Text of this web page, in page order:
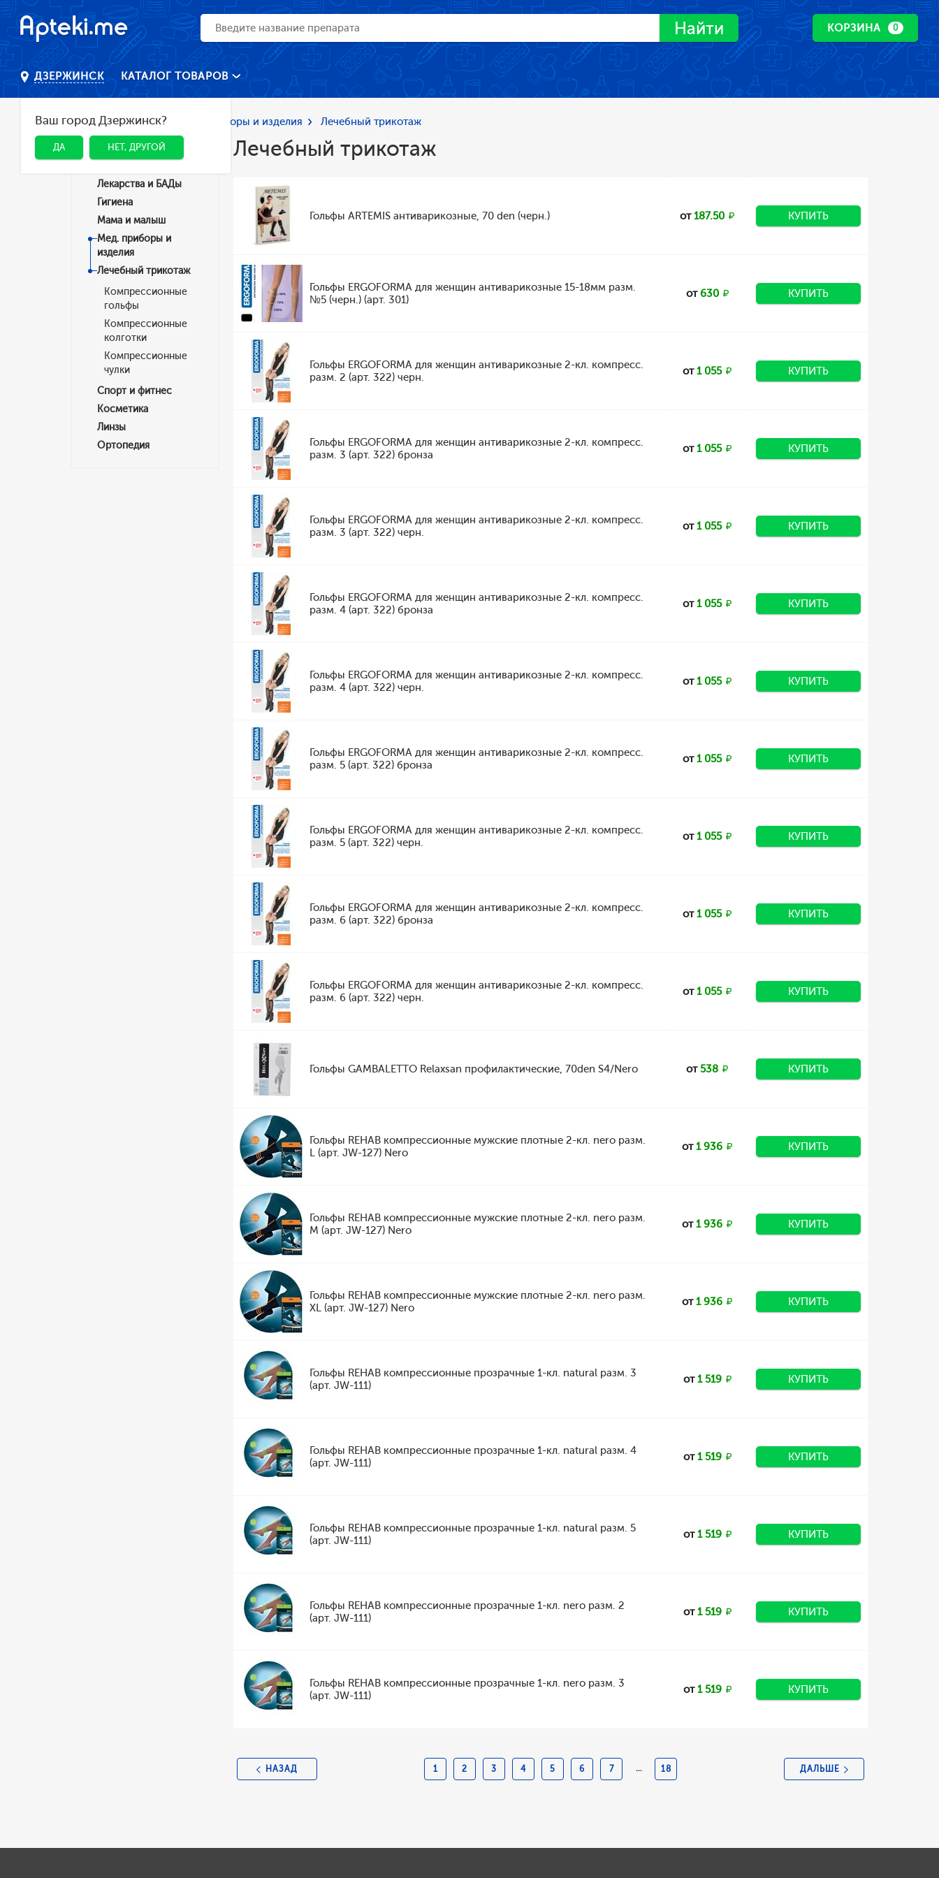
Найти КОРЗИНА 0
ДЗЕРЖИНСК
Ваш город Дзержинск?
ДА НЕТ, ДРУГОЙ
КАТАЛОГ ТОВАРОВ
Главная Каталог Мед. приборы и изделия Лечебный трикотаж
Категории
Лекарства и БАДы
Гигиена
Мама и малыш
Мед. приборы и
изделия
Лечебный трикотаж
Компрессионные
гольфы
Компрессионные
колготки
Компрессионные
чулки
Спорт и фитнес
Косметика
Линзы
Ортопедия
Лечебный трикотаж
Гольфы ARTEMIS антиварикозные, 70 den (черн.) от187.50 КУПИТЬ
Гольфы ERGOFORMA для женщин антиварикозные 15-18мм разм.
№5 (черн.) (арт. 301)
от630 КУПИТЬ
Гольфы ERGOFORMA для женщин антиварикозные 2-кл. компресс.
разм. 2 (арт. 322) черн.
от1 055 КУПИТЬ
Гольфы ERGOFORMA для женщин антиварикозные 2-кл. компресс.
разм. 3 (арт. 322) бронза
от1 055 КУПИТЬ
Гольфы ERGOFORMA для женщин антиварикозные 2-кл. компресс.
разм. 3 (арт. 322) черн.
от1 055 КУПИТЬ
Гольфы ERGOFORMA для женщин антиварикозные 2-кл. компресс.
разм. 4 (арт. 322) бронза
от1 055 КУПИТЬ
Гольфы ERGOFORMA для женщин антиварикозные 2-кл. компресс.
разм. 4 (арт. 322) черн.
от1 055 КУПИТЬ
Гольфы ERGOFORMA для женщин антиварикозные 2-кл. компресс.
разм. 5 (арт. 322) бронза
от1 055 КУПИТЬ
Гольфы ERGOFORMA для женщин антиварикозные 2-кл. компресс.
разм. 5 (арт. 322) черн.
от1 055 КУПИТЬ
Гольфы ERGOFORMA для женщин антиварикозные 2-кл. компресс.
разм. 6 (арт. 322) бронза
от1 055 КУПИТЬ
Гольфы ERGOFORMA для женщин антиварикозные 2-кл. компресс.
разм. 6 (арт. 322) черн.
от1 055 КУПИТЬ
Гольфы GAMBALETTO Relaxsan профилактические, 70den S4/Nero от538 КУПИТЬ
Гольфы REHAB компрессионные мужские плотные 2-кл. nero разм.
L (арт. JW-127) Nero
от1 936 КУПИТЬ
Гольфы REHAB компрессионные мужские плотные 2-кл. nero разм.
M (арт. JW-127) Nero
от1 936 КУПИТЬ
Гольфы REHAB компрессионные мужские плотные 2-кл. nero разм.
XL (арт. JW-127) Nero
от1 936 КУПИТЬ
Гольфы REHAB компрессионные прозрачные 1-кл. natural разм. 3
(арт. JW-111)
от1 519 КУПИТЬ
Гольфы REHAB компрессионные прозрачные 1-кл. natural разм. 4
(арт. JW-111)
от1 519 КУПИТЬ
Гольфы REHAB компрессионные прозрачные 1-кл. natural разм. 5
(арт. JW-111)
от1 519 КУПИТЬ
Гольфы REHAB компрессионные прозрачные 1-кл. nero разм. 2
(арт. JW-111)
от1 519 КУПИТЬ
Гольфы REHAB компрессионные прозрачные 1-кл. nero разм. 3
(арт. JW-111)
от1 519 КУПИТЬ
НАЗАД 1 2 3 4 5 6 7 ... 18 ДАЛЬШЕ